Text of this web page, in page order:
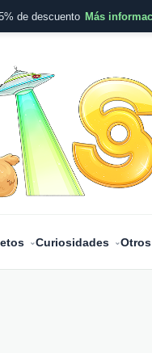
de descuento Más
Curiosidades